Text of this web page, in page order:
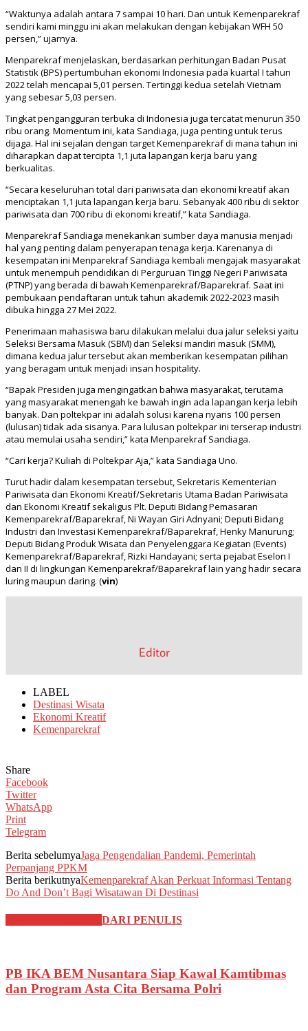
“Waktunya adalah antara 7 sampai 10 hari. Dan untuk Kemenparekraf
sendiri kami minggu ini akan melakukan dengan kebijakan WFH 50
persen,” ujarnya.
Menparekraf menjelaskan, berdasarkan perhitungan Badan Pusat
Statistik (BPS) pertumbuhan ekonomi Indonesia pada kuartal I tahun
2022 telah mencapai 5,01 persen. Tertinggi kedua setelah Vietnam
yang sebesar 5,03 persen.
Tingkat pengangguran terbuka di Indonesia juga tercatat menurun 350
ribu orang. Momentum ini, kata Sandiaga, juga penting untuk terus
dijaga. Hal ini sejalan dengan target Kemenparekraf di mana tahun ini
diharapkan dapat tercipta 1,1 juta lapangan kerja baru yang
berkualitas.
“Secara keseluruhan total dari pariwisata dan ekonomi kreatif akan
menciptakan 1,1 juta lapangan kerja baru. Sebanyak 400 ribu di sektor
pariwisata dan 700 ribu di ekonomi kreatif,” kata Sandiaga.
Menparekraf Sandiaga menekankan sumber daya manusia menjadi
hal yang penting dalam penyerapan tenaga kerja. Karenanya di
kesempatan ini Menparekraf Sandiaga kembali mengajak masyarakat
untuk menempuh pendidikan di Perguruan Tinggi Negeri Pariwisata
(PTNP) yang berada di bawah Kemenparekraf/Baparekraf. Saat ini
pembukaan pendaftaran untuk tahun akademik 2022-2023 masih
dibuka hingga 27 Mei 2022.
Penerimaan mahasiswa baru dilakukan melalui dua jalur seleksi yaitu
Seleksi Bersama Masuk (SBM) dan Seleksi mandiri masuk (SMM),
dimana kedua jalur tersebut akan memberikan kesempatan pilihan
yang beragam untuk menjadi insan hospitality.
“Bapak Presiden juga mengingatkan bahwa masyarakat, terutama
yang masyarakat menengah ke bawah ingin ada lapangan kerja lebih
banyak. Dan poltekpar ini adalah solusi karena nyaris 100 persen
(lulusan) tidak ada sisanya. Para lulusan poltekpar ini terserap industri
atau memulai usaha sendiri,” kata Menparekraf Sandiaga.
“Cari kerja? Kuliah di Poltekpar Aja,” kata Sandiaga Uno.
Turut hadir dalam kesempatan tersebut, Sekretaris Kementerian
Pariwisata dan Ekonomi Kreatif/Sekretaris Utama Badan Pariwisata
dan Ekonomi Kreatif sekaligus Plt. Deputi Bidang Pemasaran
Kemenparekraf/Baparekraf, Ni Wayan Giri Adnyani; Deputi Bidang
Industri dan Investasi Kemenparekraf/Baparekraf, Henky Manurung;
Deputi Bidang Produk Wisata dan Penyelenggara Kegiatan (Events)
Kemenparekraf/Baparekraf, Rizki Handayani; serta pejabat Eselon I
dan II di lingkungan Kemenparekraf/Baparekraf lain yang hadir secara
luring maupun daring. (vin)
Editor
LABEL
Destinasi Wisata
Ekonomi Kreatif
Kemenparekraf
Share
Facebook
Twitter
WhatsApp
Print
Telegram
Berita sebelumyaJaga Pengendalian Pandemi, Pemerintah
Perpanjang PPKM
Berita berikutnyaKemenparekraf Akan Perkuat Informasi Tentang
Do And Don’t Bagi Wisatawan Di Destinasi
DARI PENULIS
PB IKA BEM Nusantara Siap Kawal Kamtibmas
dan Program Asta Cita Bersama Polri